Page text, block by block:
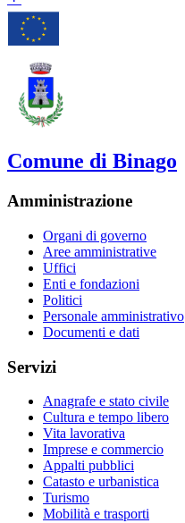
Comune di Binago
Amministrazione
Organi di governo
Aree amministrative
Uffici
Enti e fondazioni
Politici
Personale amministrativo
Documenti e dati
Servizi
Anagrafe e stato civile
Cultura e tempo libero
Vita lavorativa
Imprese e commercio
Appalti pubblici
Catasto e urbanistica
Turismo
Mobilità e trasporti